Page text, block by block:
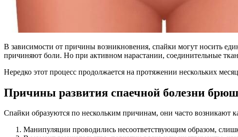
В зависимости от причины возникновения, спайки могут носить
причиняют боли. Но при активном нарастании, соединительные
Нередко этот процесс продолжается на протяжении нескольких
Причины развития спаечной болезни
Спайки образуются по нескольким причинам, они часто возникают
Манипуляции проводились несоответствующим образом,